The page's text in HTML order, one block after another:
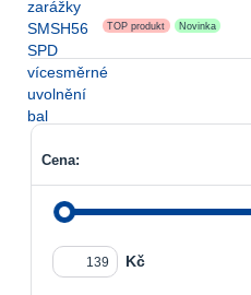
TOP produkt Novinka
Cena:
Kč